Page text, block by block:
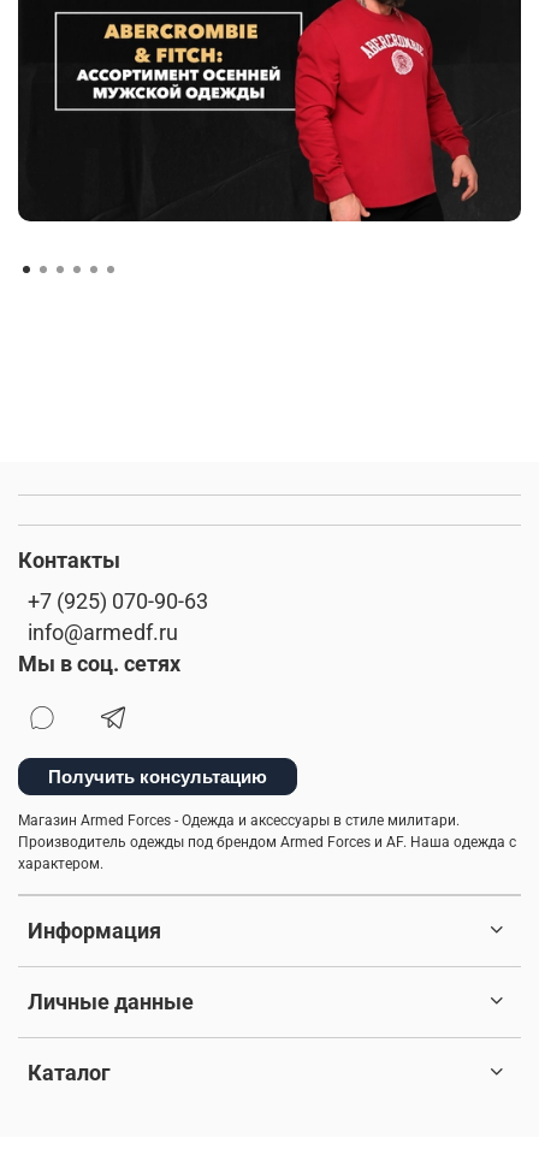
Информация
Личные данные
Каталог
Контакты
+7 (925) 070-90-63
info@armedf.ru
Мы в соц. сетях
Получить консультацию
Магазин Armed Forces - Одежда и аксессуары в стиле милитари.
Производитель одежды под брендом Armed Forces и AF. Наша одежда с
характером.